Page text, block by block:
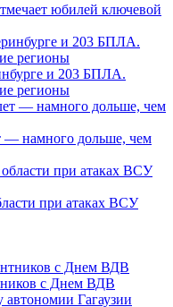
юбилей ключевой
и 203 БПЛА.
регионы
— намного дольше, чем
при атаках ВСУ
с Днем ВДВ